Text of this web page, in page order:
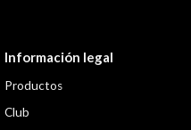
Información legal
Productos
Club